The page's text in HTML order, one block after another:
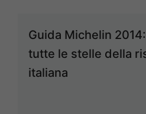
Guida Michelin
tutte le stelle della
italiana